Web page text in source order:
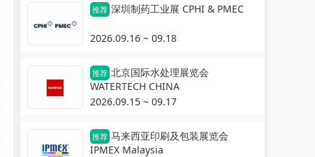
推荐 深圳制药工业展 CPHI & PMEC
2026.09.16 ~ 09.18
推荐 北京国际水处理展览会
WATERTECH CHINA
2026.09.15 ~ 09.17
推荐 马来西亚印刷及包装展览会
IPMEX Malaysia